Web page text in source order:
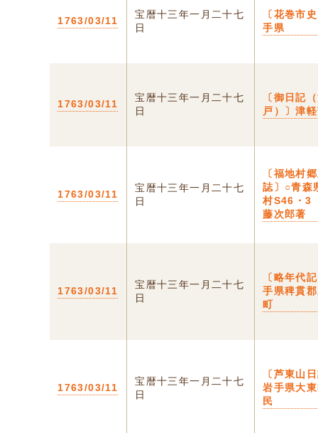
1763/03/11
宝暦十三年一月二十七
日
〔花巻市
手県
1763/03/11
宝暦十三年一月二十七
日
〔御日記
戸）〕津
1763/03/11
宝暦十三年一月二十七
日
〔福地村
誌〕○青森
村S46・
藤次郎著
1763/03/11
宝暦十三年一月二十七
日
〔略年代
手県稗貫
町
1763/03/11
宝暦十三年一月二十七
日
〔芦東山
岩手県大
民